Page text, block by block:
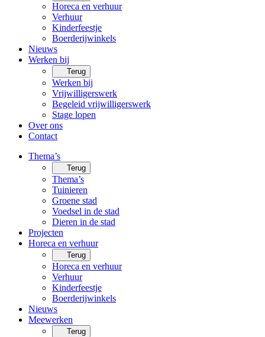
Horeca en verhuur
Verhuur
Kinderfeestje
Boerderijwinkels
Nieuws
Werken bij
Terug
Werken bij
Vrijwilligerswerk
Begeleid vrijwilligerswerk
Stage lopen
Over ons
Contact
Thema’s
Terug
Thema’s
Tuinieren
Groene stad
Voedsel in de stad
Dieren in de stad
Projecten
Horeca en verhuur
Terug
Horeca en verhuur
Verhuur
Kinderfeestje
Boerderijwinkels
Nieuws
Meewerken
Terug